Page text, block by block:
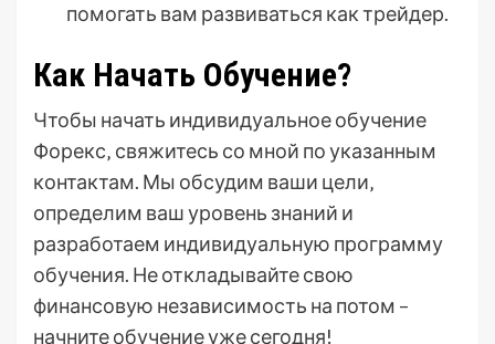
помогать вам развиваться как трейдер.
Как Начать Обучение?
Чтобы начать индивидуальное обучение
Форекс‚ свяжитесь со мной по указанным
контактам. Мы обсудим ваши цели‚
определим ваш уровень знаний и
разработаем индивидуальную программу
обучения. Не откладывайте свою
финансовую независимость на потом –
начните обучение уже сегодня!